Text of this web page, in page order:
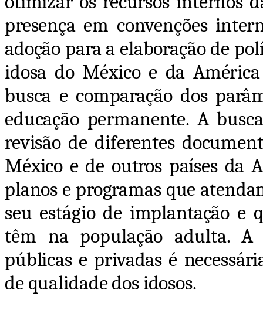
presença em convenções
adoção para a elaboração de
idosa do México e da
busca e comparação dos
educação permanente. A
revisão de diferentes
México e de outros países da
planos e programas que
seu estágio de implantação e
têm na população adulta. A
públicas e privadas é
de qualidade dos idosos.